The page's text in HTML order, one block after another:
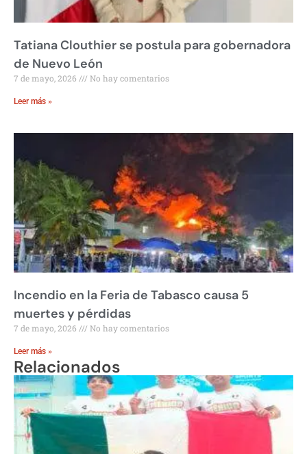
Tatiana Clouthier se postula para gobernadora
de Nuevo León
7 de mayo, 2026 No hay comentarios
Leer más »
Incendio en la Feria de Tabasco causa 5
muertes y pérdidas
7 de mayo, 2026 No hay comentarios
Leer más »
Relacionados